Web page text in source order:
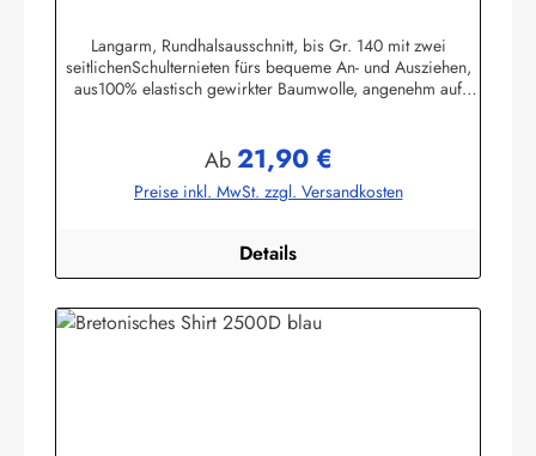
Langarm, Rundhalsausschnitt, bis Gr. 140 mit zwei
seitlichenSchulternieten fürs bequeme An- und Ausziehen,
aus100% elastisch gewirkter Baumwolle, angenehm auf
GmbHHeglitzer Str. 1226409 Wittmundinfo@modas-
bekleidung.de
Regulärer Preis:
Ab21,90 €
Preise inkl. MwSt. zzgl. Versandkosten
Details